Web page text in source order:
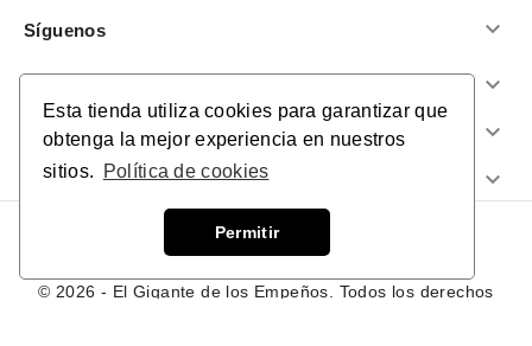
Esta tienda utiliza cookies para garantizar que
obtenga la mejor experiencia en nuestros
sitios.
Política de cookies
Permitir
Síguenos 
Productos 
Nuestra Empresa 
¿Te Ayudamos? 
© 2026 - El Gigante de los Empeños. Todos los derechos